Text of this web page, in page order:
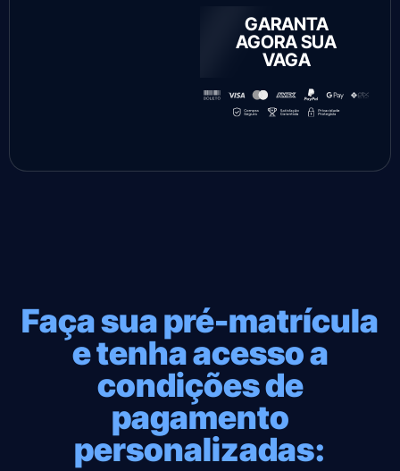
GARANTA
AGORA SUA
VAGA
Faça sua pré-matrícula
e tenha acesso a
condições de
pagamento
personalizadas: